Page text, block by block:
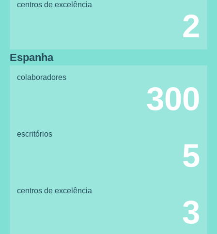
centros de excelência
2
Espanha
colaboradores
300
escritórios
5
centros de excelência
3